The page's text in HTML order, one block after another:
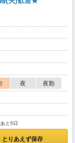
夜
夜勤
と5日
とりあえず保存